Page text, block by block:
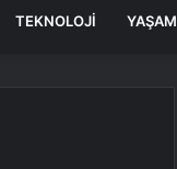
TEKNOLOJI YAŞAM